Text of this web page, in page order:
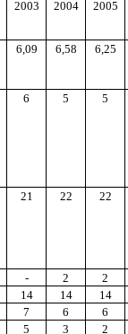
2003 2004 2005
6,09 6,58 6,25
6 5 5
21 22 22
- 2
2
14 14
14
7 6
6
5 3
2